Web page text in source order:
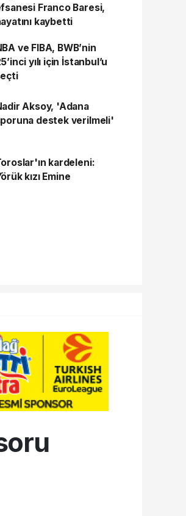
Franco Baresi,
kaybetti
ve FIBA, BWB’nin
yılı için İstanbul’u
Aksoy, 'Adana
destek verilmeli'
kardeleni:
kızı Emine